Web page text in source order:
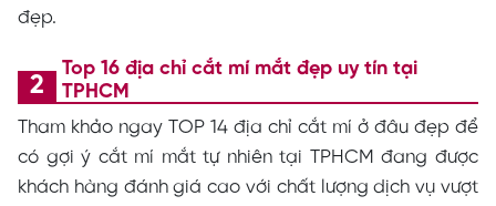
đẹp.
Top 16 địa chỉ cắt mí mắt đẹp uy tín tại
TPHCM
Tham khảo ngay TOP 14 địa chỉ cắt mí ở đâu đẹp để
có gợi ý cắt mí mắt tự nhiên tại TPHCM đang được
khách hàng đánh giá cao với chất lượng dịch vụ vượt